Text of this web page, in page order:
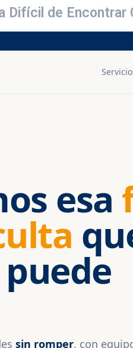
Difícil de Encontrar